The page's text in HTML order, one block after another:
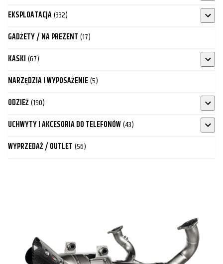
EKSPLOATACJA(332)
GADŻETY / NA PREZENT (17)
KASKI (67)
NARZĘDZIA I WYPOSAŻENIE(5)
ODZIEŻ(190)
UCHWYTY I AKCESORIA DO TELEFONÓW(43)
WYPRZEDAŻ / OUTLET (56)